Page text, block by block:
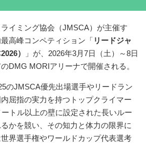
イミング協会（JMSCA）が主催す
高峰コンペティション「 リードジャ
）
」が、2026年3月7日（土）～8日
DMG MORIアリーナで開催される。
のJMSCA優先出場選手やリードラン
屈指の実力を持つトップクライマー
トル以上の壁に設定された長いルー
かを競い、その知力と体力の限界に
界選手権やワールドカップ代表選考